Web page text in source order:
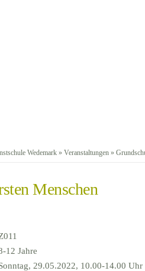
Wedemark » Veranstaltungen »
Menschen
12 Jahre
29.05.2022, 10.00-14.00 Uhr